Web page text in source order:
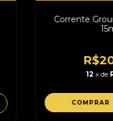
Corrente
12 x de
COMPRAR